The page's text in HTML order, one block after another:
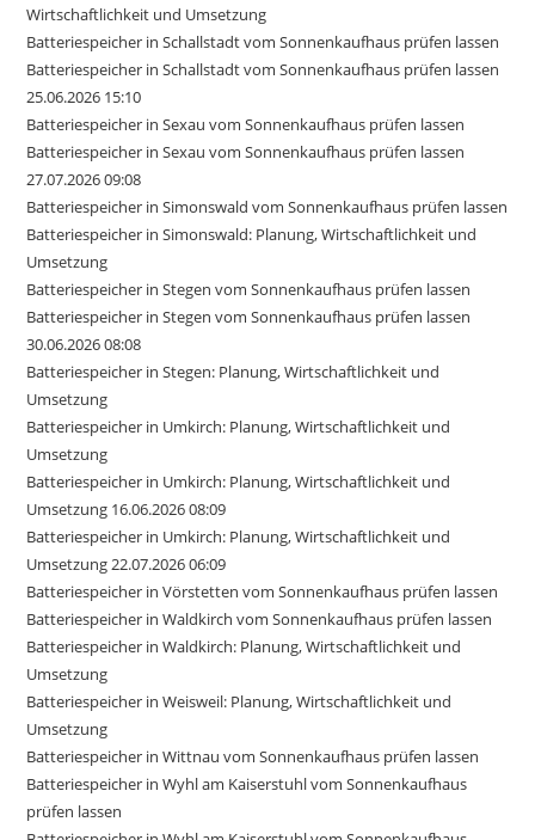
Wirtschaftlichkeit und Umsetzung
Batteriespeicher in Schallstadt vom Sonnenkaufhaus prüfen lassen
Batteriespeicher in Schallstadt vom Sonnenkaufhaus prüfen lassen
25.06.2026 15:10
Batteriespeicher in Sexau vom Sonnenkaufhaus prüfen lassen
Batteriespeicher in Sexau vom Sonnenkaufhaus prüfen lassen
27.07.2026 09:08
Batteriespeicher in Simonswald vom Sonnenkaufhaus prüfen lassen
Batteriespeicher in Simonswald: Planung, Wirtschaftlichkeit und
Umsetzung
Batteriespeicher in Stegen vom Sonnenkaufhaus prüfen lassen
Batteriespeicher in Stegen vom Sonnenkaufhaus prüfen lassen
30.06.2026 08:08
Batteriespeicher in Stegen: Planung, Wirtschaftlichkeit und
Umsetzung
Batteriespeicher in Umkirch: Planung, Wirtschaftlichkeit und
Umsetzung
Batteriespeicher in Umkirch: Planung, Wirtschaftlichkeit und
Umsetzung 16.06.2026 08:09
Batteriespeicher in Umkirch: Planung, Wirtschaftlichkeit und
Umsetzung 22.07.2026 06:09
Batteriespeicher in Vörstetten vom Sonnenkaufhaus prüfen lassen
Batteriespeicher in Waldkirch vom Sonnenkaufhaus prüfen lassen
Batteriespeicher in Waldkirch: Planung, Wirtschaftlichkeit und
Umsetzung
Batteriespeicher in Weisweil: Planung, Wirtschaftlichkeit und
Umsetzung
Batteriespeicher in Wittnau vom Sonnenkaufhaus prüfen lassen
Batteriespeicher in Wyhl am Kaiserstuhl vom Sonnenkaufhaus
prüfen lassen